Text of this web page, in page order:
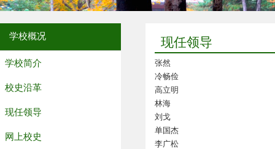
学校概况
学校简介
校史沿革
现任领导
网上校史
现任领导
张然
冷畅俭
高立明
林海
刘戈
单国杰
李广松